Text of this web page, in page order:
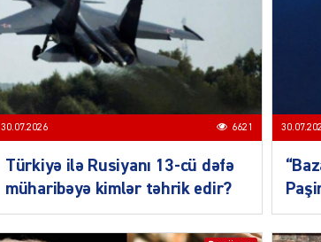
30.07.2026 6621
Türkiyə ilə Rusiyanı 13-cü dəfə
müharibəyə kimlər təhrik edir?